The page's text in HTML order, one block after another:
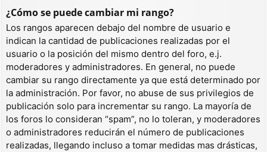
¿Cómo se puede cambiar mi rango?
Los rangos aparecen debajo del nombre de usuario e
indican la cantidad de publicaciones realizadas por el
usuario o la posición del mismo dentro del foro, e.j.
moderadores y administradores. En general, no puede
cambiar su rango directamente ya que está determinado por
la administración. Por favor, no abuse de sus privilegios de
publicación solo para incrementar su rango. La mayoría de
los foros lo consideran “spam”, no lo toleran, y moderadores
o administradores reducirán el número de publicaciones
realizadas, llegando incluso a tomar medidas mas drásticas,